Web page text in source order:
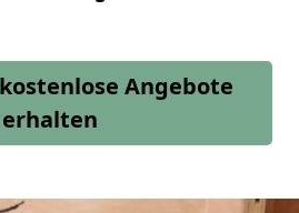
Angebote
erhalten